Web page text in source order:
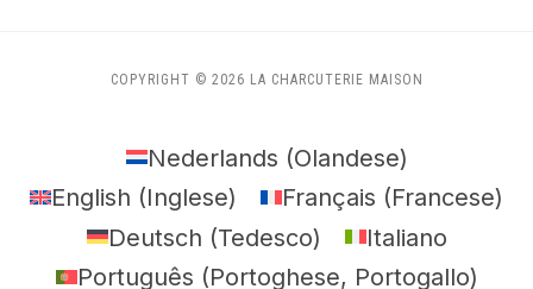
COPYRIGHT © 2026 LA CHARCUTERIE MAISON
Nederlands (Olandese)
English (Inglese) Français (Francese)
Deutsch (Tedesco)
Italiano
Português (Portoghese, Portogallo)